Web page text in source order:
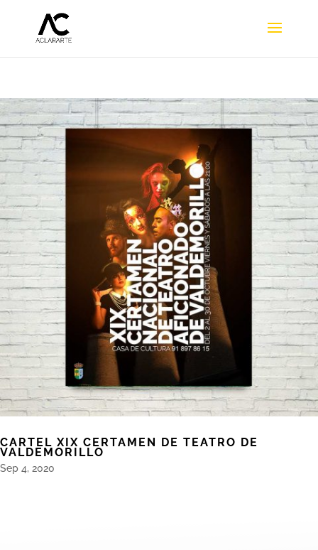
CARTEL XIX CERTAMEN DE TEATRO DE
VALDEMORILLO
Sep 4, 2020